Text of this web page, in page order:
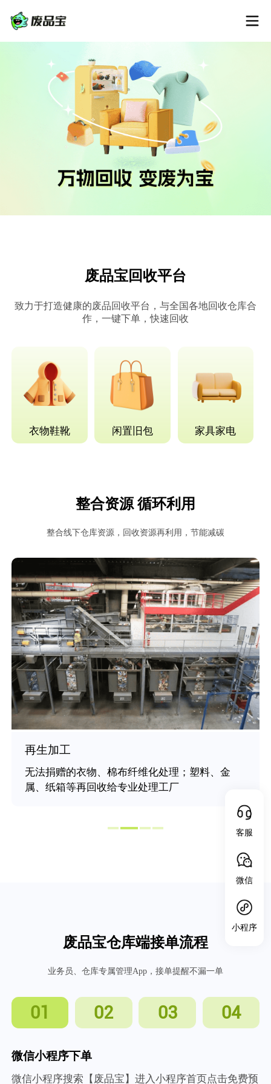
废品宝回收平台
致力于打造健康的废品回收平台，与全国各地回收仓库合
作，一键下单，快速回收
衣物鞋靴 闲置旧包 家具家电
整合资源 循环利用
整合线下仓库资源，回收资源再利用，节能减碳
再生加工
无法捐赠的衣物、棉布纤维化处理；塑料、金
属、纸箱等再回收给专业处理工厂
废品宝仓库端接单流程
业务员、仓库专属管理App，接单提醒不漏一单
01 02 03 04
微信小程序下单
微信小程序搜索【废品宝】进入小程序首页点击免费预
客服
微信
小程序